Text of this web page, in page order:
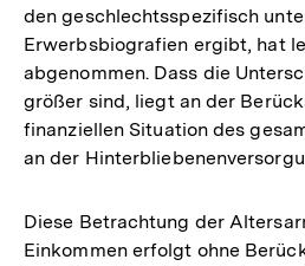
den geschlechtsspezifisch
Erwerbsbiografien ergibt, hat
abgenommen. Dass die
größer sind, liegt an der
finanziellen Situation des
an der
Diese Betrachtung der
Einkommen erfolgt ohne